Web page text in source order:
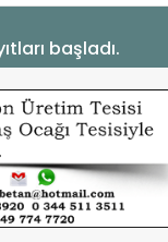
başladı.